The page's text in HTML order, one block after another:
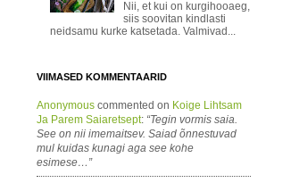
Nii, et kui on kurgihooaeg,
siis soovitan kindlasti
neidsamu kurke katsetada. Valmivad...
VIIMASED KOMMENTAARID
Anonymous commented on Koige Lihtsam
Ja Parem Saiaretsept: “Tegin vormis saia.
See on nii imemaitsev. Saiad õnnestuvad
mul kuidas kunagi aga see kohe
esimese…”